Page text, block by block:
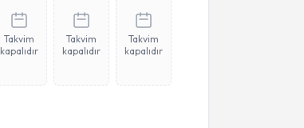
Takvim
kapalıdır
Takvim
kapalıdır
Takvim
kapalıdır